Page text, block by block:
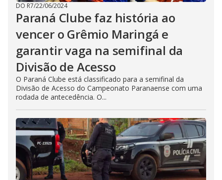
DO R7/22/06/2024
Paraná Clube faz história ao
vencer o Grêmio Maringá e
garantir vaga na semifinal da
Divisão de Acesso
O Paraná Clube está classificado para a semifinal da
Divisão de Acesso do Campeonato Paranaense com uma
rodada de antecedência. O...